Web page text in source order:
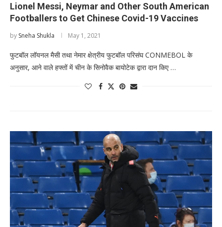
Lionel Messi, Neymar and Other South American
Footballers to Get Chinese Covid-19 Vaccines
by Sneha Shukla May 1, 2021
फुटबॉल लॉयनल मैसी तथा नेमार क्षेत्रीय फुटबॉल परिसंघ CONMEBOL के
अनुसार, आने वाले हफ्तों में चीन के सिनोवैक बायोटेक द्वारा दान किए …